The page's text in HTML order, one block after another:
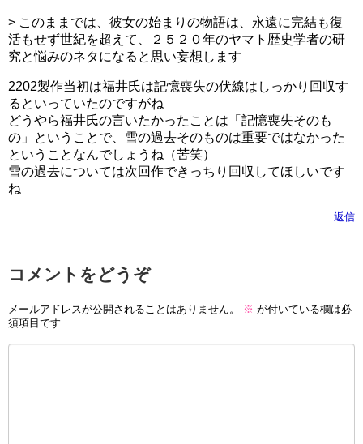
> このままでは、彼女の始まりの物語は、永遠に完結も復
活もせず世紀を超えて、２５２０年のヤマト歴史学者の研
究と悩みのネタになると思い妄想します
2202製作当初は福井氏は記憶喪失の伏線はしっかり回収す
るといっていたのですがね
どうやら福井氏の言いたかったことは「記憶喪失そのも
の」ということで、雪の過去そのものは重要ではなかった
ということなんでしょうね（苦笑）
雪の過去については次回作できっちり回収してほしいです
ね
返信
コメントをどうぞ
メールアドレスが公開されることはありません。 ※ が付いている欄は必
須項目です